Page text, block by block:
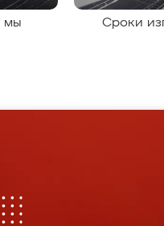
мы
Сроки